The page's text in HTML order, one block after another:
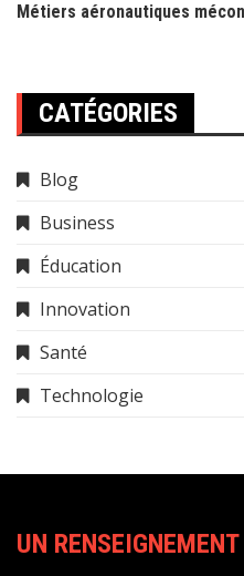
Métiers aéronautiques
CATÉGORIES
Blog
Business
Éducation
Innovation
Santé
Technologie
UN